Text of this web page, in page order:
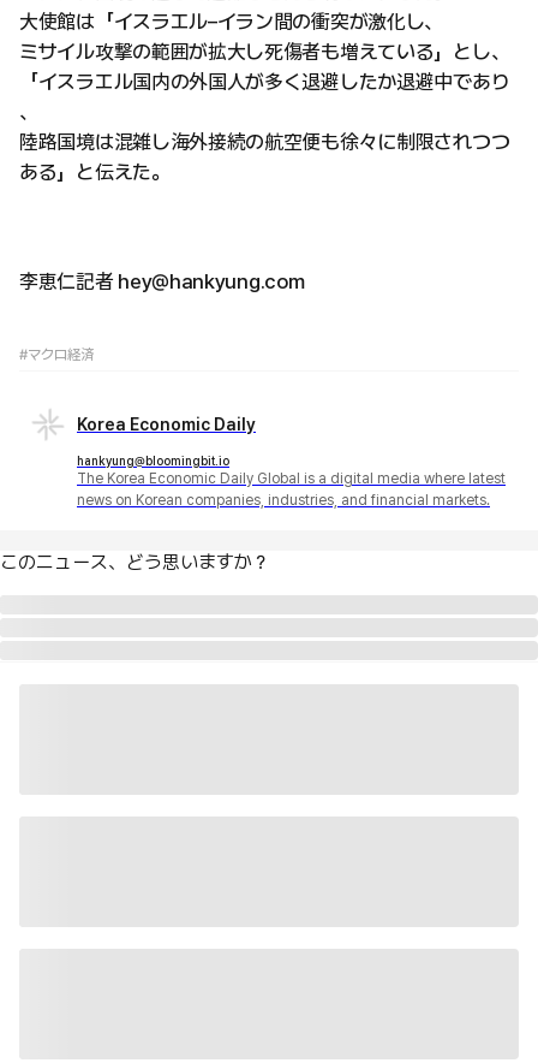
大使館は「イスラエル–イラン間の衝突が激化し、
ミサイル攻撃の範囲が拡大し死傷者も増えている」とし、
「イスラエル国内の外国人が多く退避したか退避中であり
、
陸路国境は混雑し海外接続の航空便も徐々に制限されつつ
ある」と伝えた。
李恵仁記者 hey@hankyung.com
#マクロ経済
Korea Economic Daily
hankyung@bloomingbit.io
The Korea Economic Daily Global is a digital media where latest
news on Korean companies, industries, and financial markets.
このニュース、どう思いますか？